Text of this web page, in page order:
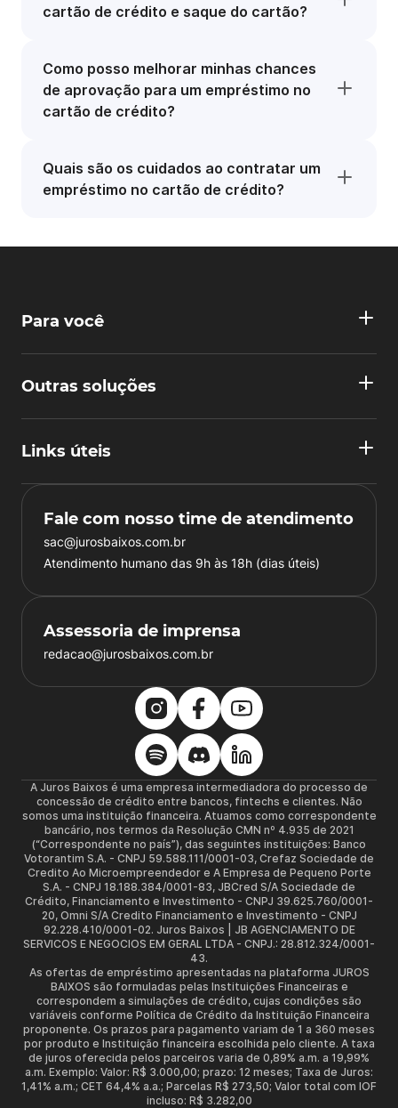
cartão de crédito e saque do cartão?
Como posso melhorar minhas chances
de aprovação para um empréstimo no
cartão de crédito?
Quais são os cuidados ao contratar um
empréstimo no cartão de crédito?
Para você
Outras soluções
Links úteis
Fale com nosso time de atendimento
sac@jurosbaixos.com.br
Atendimento humano das 9h às 18h (dias úteis)
Assessoria de imprensa
redacao@jurosbaixos.com.br
A Juros Baixos é uma empresa intermediadora do processo de
concessão de crédito entre bancos, fintechs e clientes. Não
somos uma instituição financeira. Atuamos como correspondente
bancário, nos termos da Resolução CMN nº 4.935 de 2021
(“Correspondente no país”), das seguintes instituições: Banco
Votorantim S.A. - CNPJ 59.588.111/0001-03, Crefaz Sociedade de
Credito Ao Microempreendedor e A Empresa de Pequeno Porte
S.A. - CNPJ 18.188.384/0001-83, JBCred S/A Sociedade de
Crédito, Financiamento e Investimento - CNPJ 39.625.760/0001-
20, Omni S/A Credito Financiamento e Investimento - CNPJ
92.228.410/0001-02. Juros Baixos | JB AGENCIAMENTO DE
SERVICOS E NEGOCIOS EM GERAL LTDA - CNPJ.: 28.812.324/0001-
43.
As ofertas de empréstimo apresentadas na plataforma JUROS
BAIXOS são formuladas pelas Instituições Financeiras e
correspondem a simulações de crédito, cujas condições são
variáveis conforme Política de Crédito da Instituição Financeira
proponente. Os prazos para pagamento variam de 1 a 360 meses
por produto e Instituição financeira escolhida pelo cliente. A taxa
de juros oferecida pelos parceiros varia de 0,89% a.m. a 19,99%
a.m. Exemplo: Valor: R$ 3.000,00; prazo: 12 meses; Taxa de Juros:
1,41% a.m.; CET 64,4% a.a.; Parcelas R$ 273,50; Valor total com IOF
incluso: R$ 3.282,00